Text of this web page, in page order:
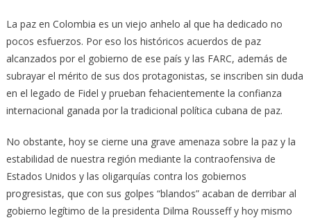
La paz en Colombia es un viejo anhelo al que ha dedicado no
pocos esfuerzos. Por eso los históricos acuerdos de paz
alcanzados por el gobierno de ese país y las FARC, además de
subrayar el mérito de sus dos protagonistas, se inscriben sin duda
en el legado de Fidel y prueban fehacientemente la confianza
internacional ganada por la tradicional política cubana de paz.
No obstante, hoy se cierne una grave amenaza sobre la paz y la
estabilidad de nuestra región mediante la contraofensiva de
Estados Unidos y las oligarquías contra los gobiernos
progresistas, que con sus golpes “blandos” acaban de derribar al
gobierno legítimo de la presidenta Dilma Rousseff y hoy mismo